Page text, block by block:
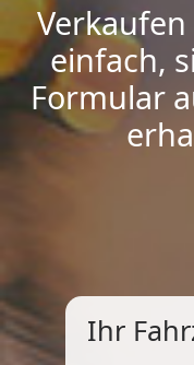
einfach,
Formular
Ihr